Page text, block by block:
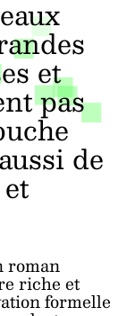
et
pas
de
roman
riche et
formelle